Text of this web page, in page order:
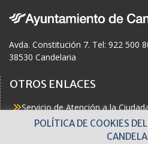
k
Avda. Constitución 7. Tel: 922 500
38530 Candelaria
OTROS ENLACES
Servicio de Atención a la
Actualidad
POLÍTICA DE COOKIES